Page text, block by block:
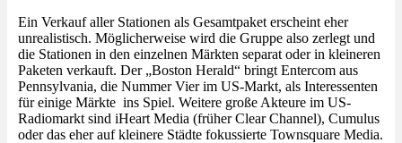
Ein Verkauf aller Stationen als Gesamtpaket erscheint eher
unrealistisch. Möglicherweise wird die Gruppe also zerlegt und
die Stationen in den einzelnen Märkten separat oder in kleineren
Paketen verkauft. Der „Boston Herald“ bringt Entercom aus
Pennsylvania, die Nummer Vier im US-Markt, als Interessenten
für einige Märkte ins Spiel. Weitere große Akteure im US-
Radiomarkt sind iHeart Media (früher Clear Channel), Cumulus
oder das eher auf kleinere Städte fokussierte Townsquare Media.